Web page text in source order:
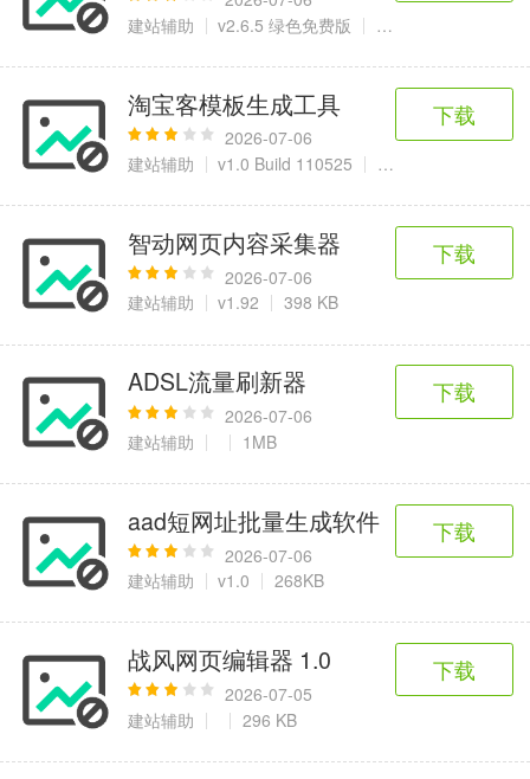
建站辅助
v2.6.5 绿色免费版 8.84 MB
淘宝客模板生成工具
2026-07-06
建站辅助
v1.0 Build 110525 986 KB
下载
智动网页内容采集器
2026-07-06
建站辅助
v1.92 398 KB
下载
ADSL流量刷新器
2026-07-06
建站辅助
1MB
下载
aad短网址批量生成软件
2026-07-06
建站辅助
v1.0 268KB
下载
战风网页编辑器 1.0
2026-07-05
建站辅助
296 KB
下载